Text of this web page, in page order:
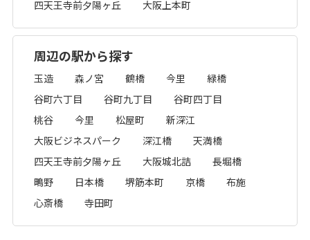
四天王寺前夕陽ヶ丘
大阪上本町
周辺の駅から探す
玉造 森ノ宮 鶴橋 今里
緑橋
谷町六丁目
谷町九丁目
谷町四丁目
桃谷
今里 松屋町
新深江
大阪ビジネスパーク
深江橋
天満橋
四天王寺前夕陽ヶ丘
大阪城北詰
長堀橋
鴫野
日本橋 堺筋本町 京橋
布施
心斎橋
寺田町